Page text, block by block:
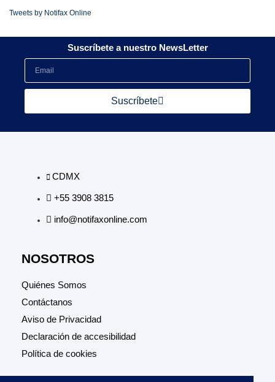
Tweets by Notifax Online
Suscríbete a nuestro NewsLetter
Suscríbete
CDMX
+55 3908 3815
info@notifaxonline.com
NOSOTROS
Quiénes Somos
Contáctanos
Aviso de Privacidad
Declaración de accesibilidad
Política de cookies